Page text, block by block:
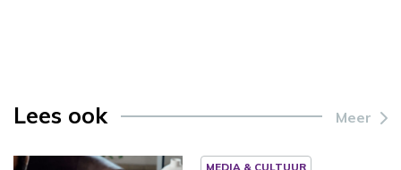
Lees ook Meer
MEDIA & CULTUUR